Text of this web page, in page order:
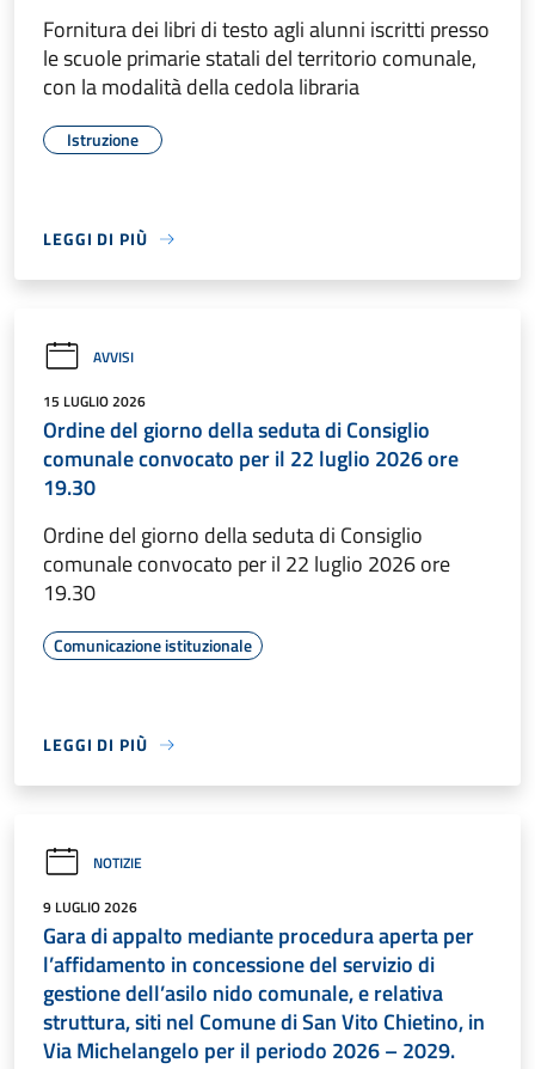
Fornitura dei libri di testo agli alunni iscritti presso
le scuole primarie statali del territorio comunale,
con la modalità della cedola libraria
Istruzione
LEGGI DI PIÙ
AVVISI
15 LUGLIO 2026
Ordine del giorno della seduta di Consiglio
comunale convocato per il 22 luglio 2026 ore
19.30
Ordine del giorno della seduta di Consiglio
comunale convocato per il 22 luglio 2026 ore
19.30
Comunicazione istituzionale
LEGGI DI PIÙ
NOTIZIE
9 LUGLIO 2026
Gara di appalto mediante procedura aperta per
l’affidamento in concessione del servizio di
gestione dell’asilo nido comunale, e relativa
struttura, siti nel Comune di San Vito Chietino, in
Via Michelangelo per il periodo 2026 – 2029.